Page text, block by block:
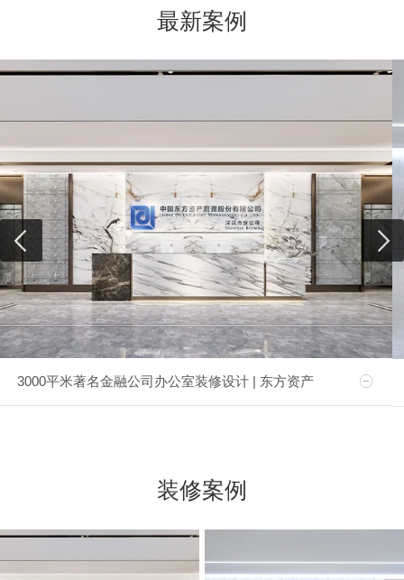
最新案例
3000平米著名金融公司办公室装修设计 | 东方资产
装修案例